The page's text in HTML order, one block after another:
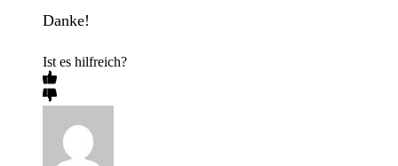
Danke!
Ist es hilfreich?